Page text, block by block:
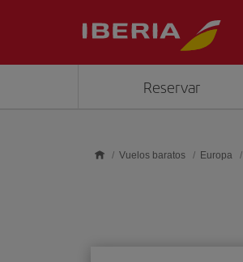
Reservar
Vuelos baratos Europa